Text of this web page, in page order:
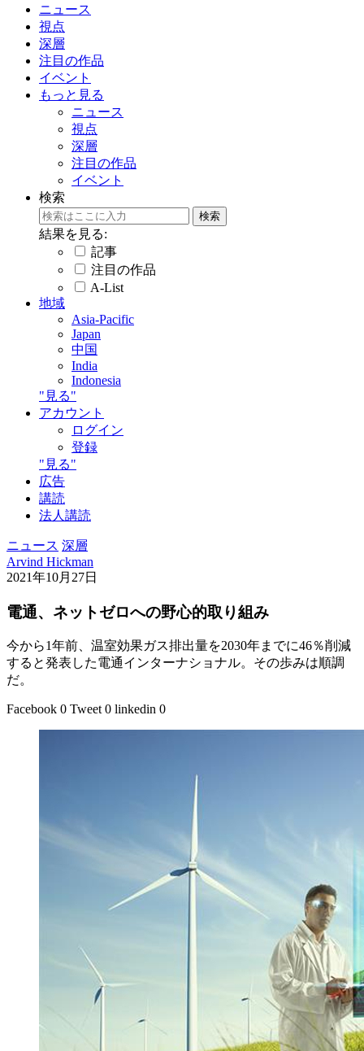
ニュース
視点
深層
注目の作品
イベント
もっと見る
ニュース
視点
深層
注目の作品
イベント
検索
結果を見る:
記事
注目の作品
A-List
地域
Asia-Pacific
Japan
中国
India
Indonesia
"見る"
アカウント
ログイン
登録
"見る"
広告
講読
法人講読
ニュース 深層
Arvind Hickman
2021年10月27日
電通、ネットゼロへの野心的取り組み
今から1年前、温室効果ガス排出量を2030年までに46％削減
すると発表した電通インターナショナル。その歩みは順調
だ。
Facebook 0 Tweet 0 linkedin 0